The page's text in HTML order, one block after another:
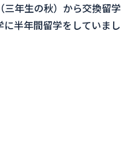
年生の秋）から交換留学
半年間留学をしていまし